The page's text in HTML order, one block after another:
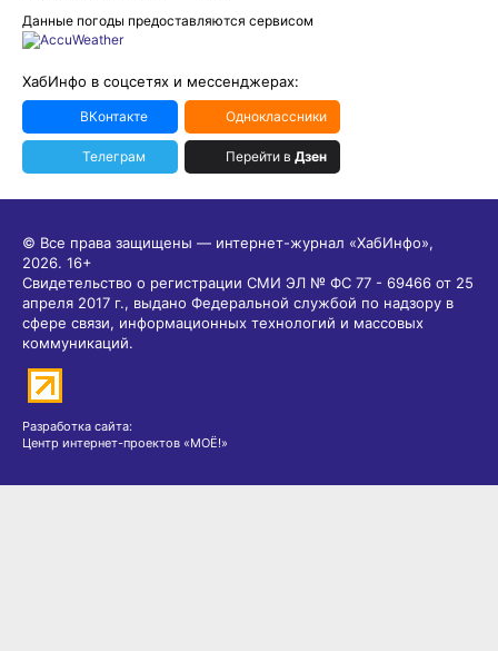
Данные погоды предоставляются сервисом
ХабИнфо в соцсетях и мессенджерах:
ВКонтакте Одноклассники
Телеграм Перейти в Дзен
© Все права защищены — интернет-журнал «ХабИнфо»,
2026. 16+
Свидетельство о регистрации СМИ ЭЛ № ФС 77 - 69466 от 25
апреля 2017 г., выдано Федеральной службой по надзору в
сфере связи, информационных технологий и массовых
коммуникаций.
Разработка сайта:
Центр интернет-проектов «МОЁ!»